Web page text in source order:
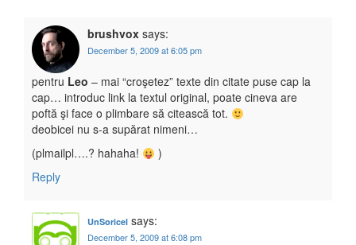
brushvox says:
December 5, 2009 at 6:05 pm
pentru Leo – mai “croşetez” texte din citate puse cap la
cap… introduc link la textul original, poate cineva are
poftă şi face o plimbare să citească tot.
deobicei nu s-a supărat nimeni…
(plmailpl….? hahaha!
)
Reply
UnSoricel says:
December 5, 2009 at 6:08 pm